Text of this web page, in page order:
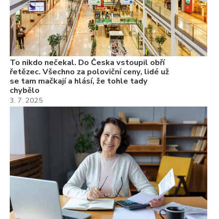
To nikdo nečekal. Do Česka vstoupil obří
řetězec. Všechno za poloviční ceny, lidé už
se tam mačkají a hlásí, že tohle tady
chybělo
3. 7. 2025